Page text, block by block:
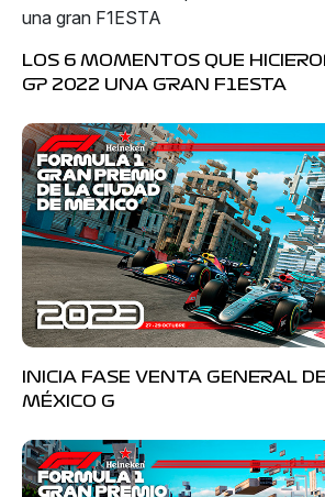
LOS 6 MOMENTOS QUE
GP 2022 UNA GRAN F1ESTA
INICIA FASE VENTA GENERAL
MÉXICO G